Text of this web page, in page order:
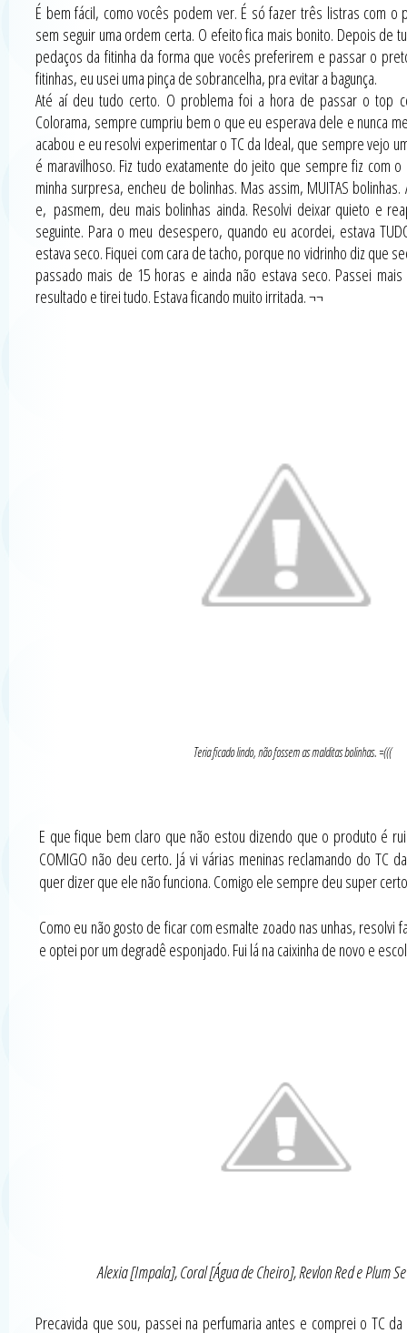
É bem fácil, como vocês podem ver. É só fazer três listras com o
sem seguir uma ordem certa. O efeito fica mais bonito. Depois de
pedaços da fitinha da forma que vocês preferirem e passar o
fitinhas, eu usei uma pinça de sobrancelha, pra evitar a bagunça.
Até aí deu tudo certo. O problema foi a hora de passar o top
Colorama, sempre cumpriu bem o que eu esperava dele e nunca
acabou e eu resolvi experimentar o TC da Ideal, que sempre vejo
é maravilhoso. Fiz tudo exatamente do jeito que sempre fiz com
minha surpresa, encheu de bolinhas. Mas assim, MUITAS
e, pasmem, deu mais bolinhas ainda. Resolvi deixar quieto e
seguinte. Para o meu desespero, quando eu acordei, estava
estava seco. Fiquei com cara de tacho, porque no vidrinho diz que
passado mais de 15 horas e ainda não estava seco. Passei
resultado e tirei tudo. Estava ficando muito irritada. ¬¬
Teria ficado lindo, não fossem as malditas bolinhas. =(((
E que fique bem claro que não estou dizendo que o produto é
COMIGO não deu certo. Já vi várias meninas reclamando do TC
quer dizer que ele não funciona. Comigo ele sempre deu super
Como eu não gosto de ficar com esmalte zoado nas unhas, resolvi
e optei por um degradê esponjado. Fui lá na caixinha de novo e
Alexia [Impala], Coral [Água de Cheiro], Revlon Red e Plum
Precavida que sou, passei na perfumaria antes e comprei o TC